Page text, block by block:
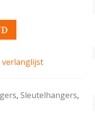
verlanglijst
, Sleutelhangers,